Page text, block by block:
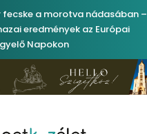
fecske a morotva nádasában –
eredmények az Európai
Napokon